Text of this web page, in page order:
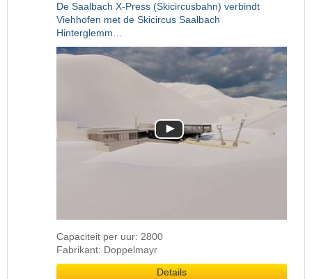
De Saalbach X-Press (Skicircusbahn) verbindt
Viehhofen met de Skicircus Saalbach
Hinterglemm…
Capaciteit per uur: 2800
Fabrikant: Doppelmayr
Details